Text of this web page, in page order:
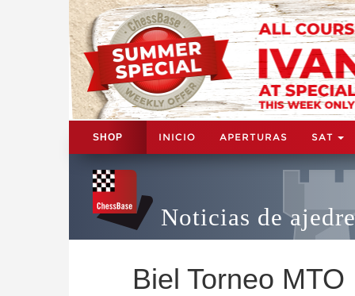
SHOP INICIO APERTURAS SAT
Noticias de
Biel Torneo MTO